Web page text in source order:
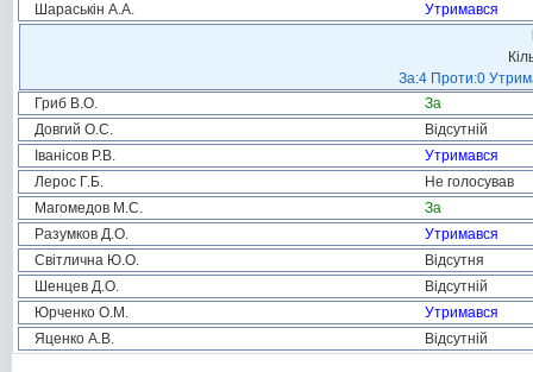
Шараськін А.А.
Утримався
За:4 Проти:0
Гриб В.О.
За
Довгий О.С.
Відсутній
Іванісов Р.В.
Утримався
Лерос Г.Б.
Не голосував
Магомедов М.С.
За
Разумков Д.О.
Утримався
Світлична Ю.О.
Відсутня
Шенцев Д.О.
Відсутній
Юрченко О.М.
Утримався
Яценко А.В.
Відсутній